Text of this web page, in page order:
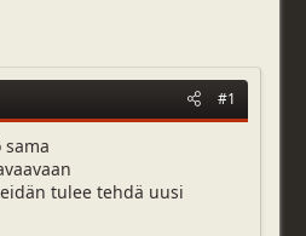
#1
tulee tehdä uusi